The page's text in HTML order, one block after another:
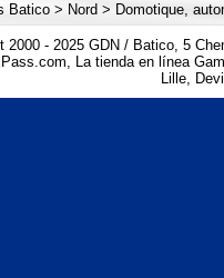
Batico > Nord > Domotique,
2000 - 2025 GDN / Batico, 5
, La tienda en línea
Lille,